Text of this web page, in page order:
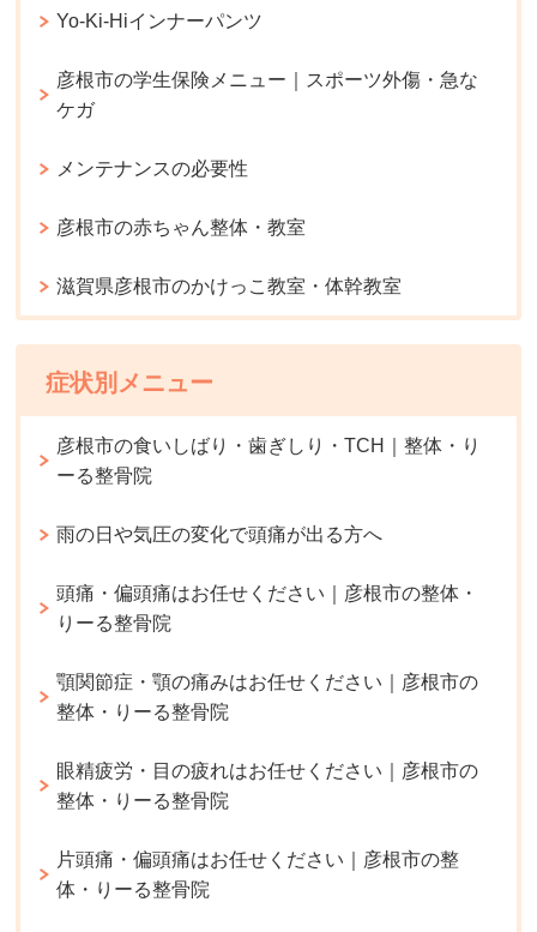
Yo-Ki-Hiインナーパンツ
彦根市の学生保険メニュー｜スポーツ外傷・急な
ケガ
メンテナンスの必要性
彦根市の赤ちゃん整体・教室
滋賀県彦根市のかけっこ教室・体幹教室
症状別メニュー
彦根市の食いしばり・歯ぎしり・TCH｜整体・り
ーる整骨院
雨の日や気圧の変化で頭痛が出る方へ
頭痛・偏頭痛はお任せください｜彦根市の整体・
りーる整骨院
顎関節症・顎の痛みはお任せください｜彦根市の
整体・りーる整骨院
眼精疲労・目の疲れはお任せください｜彦根市の
整体・りーる整骨院
片頭痛・偏頭痛はお任せください｜彦根市の整
体・りーる整骨院